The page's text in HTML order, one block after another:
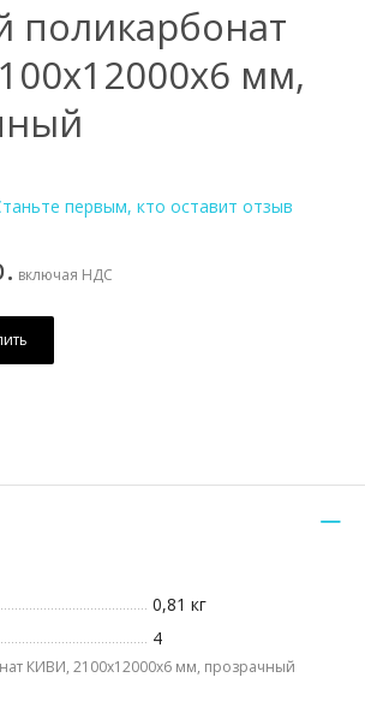
поликарбонат
мм,
первым, кто оставит отзыв
включая НДС
0,81 кг
4
КИВИ, 2100х12000x6 мм, прозрачный